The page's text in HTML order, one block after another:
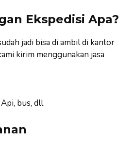
Ekspedisi Apa?
jadi bisa di ambil di kantor
kirim menggunakan jasa
bus, dll